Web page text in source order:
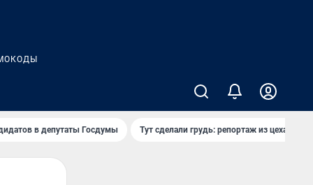
в депутаты Госдумы Тут сделали грудь: репортаж из цеха